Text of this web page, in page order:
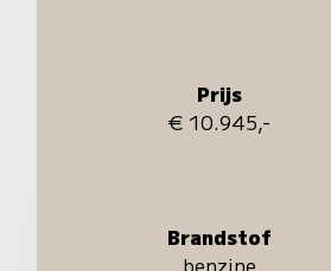
Prijs
€ 10.945,-
Brandstof
benzine